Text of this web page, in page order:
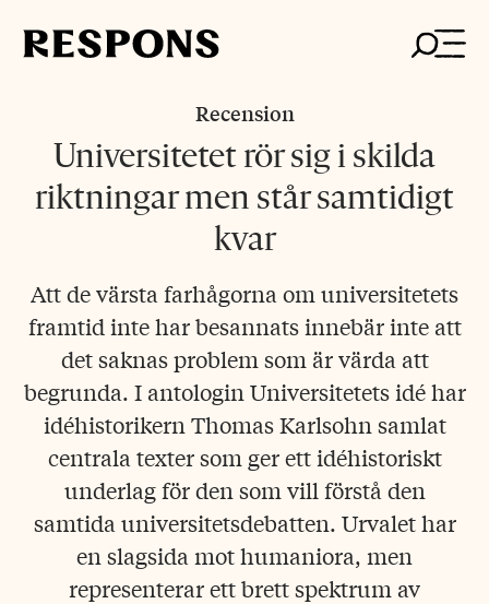
Recension
Universitetet rör sig i skilda
riktningar men står samtidigt
kvar
Att de värsta farhågorna om universitetets
framtid inte har besannats innebär inte att
det saknas problem som är värda att
begrunda. I antologin Universitetets idé har
idéhistorikern Thomas Karlsohn samlat
centrala texter som ger ett idéhistoriskt
underlag för den som vill förstå den
samtida universitetsdebatten. Urvalet har
en slagsida mot humaniora, men
representerar ett brett spektrum av